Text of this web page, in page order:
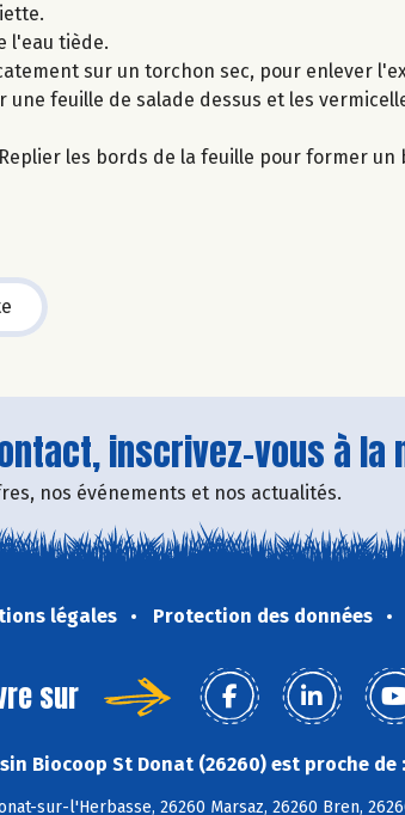
l'eau tiède.
sur un torchon sec, pour enlever
feuille de salade dessus et les
les bords de la feuille pour former un
inscrivez-vous à la
nos événements et nos actualités.
légales Protection des données
sur
Biocoop St Donat (26260) est proche de
sur-l'Herbasse, 26260 Marsaz, 26260 Bren,